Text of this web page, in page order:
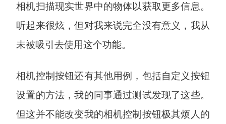
相机扫描现实世界中的物体以获取更多信息。
听起来很炫，但对我来说完全没有意义，我从
未被吸引去使用这个功能。
相机控制按钮还有其他用例，包括自定义按钮
设置的方法，我的同事通过测试发现了这些。
但这并不能改变我的相机控制按钮极其烦人的